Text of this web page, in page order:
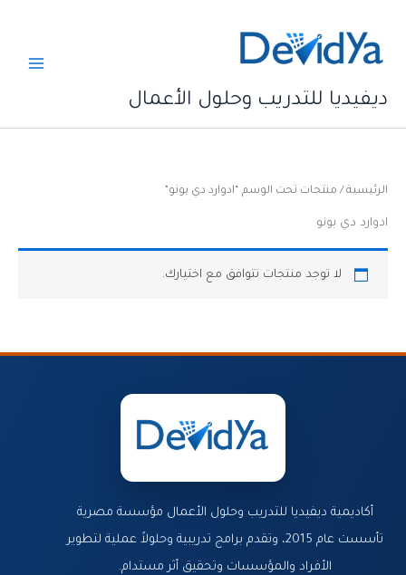
المحتوى
ديفيديا للتدريب وحلول الأعمال
الرئيسية / منتجات تحت الوسم “ادوارد دي بونو”
ادوارد دي بونو
لا توجد منتجات تتوافق مع اختيارك.
أكاديمية ديفيديا للتدريب وحلول الأعمال مؤسسة مصرية
تأسست عام 2015، وتقدم برامج تدريبية وحلولاً عملية لتطوير
الأفراد والمؤسسات وتحقيق أثر مستدام.